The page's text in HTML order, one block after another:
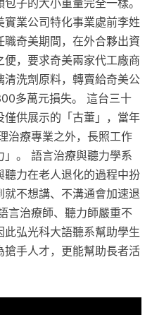
實業公司特化事業處前李姓
奇美期間，在外合夥出資
，要求奇美兩家代工廠商
洗劑原料，轉賣給奇美公
多萬元損失。 這台三十
供展示的「古董」，當年
治療專業之外，長照工作
。 語言治療與聽力學系
力在老人退化的過程中扮
不想講、不溝通會加速退
言治療師、聽力師嚴重不
弘光科大語聽系幫助學生
手人才，更能幫助長者活